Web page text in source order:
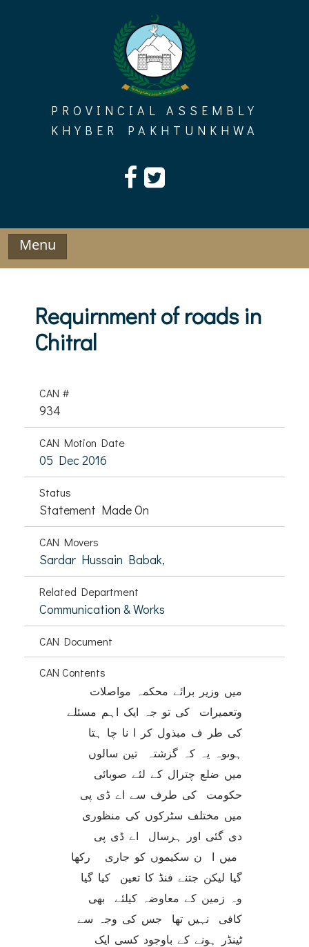
PROVINCIAL ASSEMBLY
KHYBER PAKHTUNKHWA
Menu
Requirnment of roads in
Chitral
CAN #
934
CAN Motion Date
05 Dec 2016
Status
Statement Made On
CAN Movers
Sardar Hussain Babak,
Related Department
Communication & Works
CAN Document
CAN Contents
میں وزیر برائے محکمہ مواصلات
وتعمیرات کی تو جہ ایک اہم مسئلے
کی طر ف مبذول کر ا نا چا ہتا
ہوںوہ یہ کہ گزشتہ تین سالوں
میں ضلع چترال کے لئے صوبائی
حکومت کی طرف سے اے ڈی پی
میں مختلف سٹرکوں کی منظوری
دی گئی اور ہرسال اے ڈی پی
میں ا ن سکیموں کو جاری رکھا
گیا لیکن جتنے فنڈ کا تعین کیا گیا
وہ زمین کے معاوضہ کیلئے بھی
کافی نہیں تھا جس کی وجہ سے
ٹینڈر ہونے کے باوجود کسی ایک